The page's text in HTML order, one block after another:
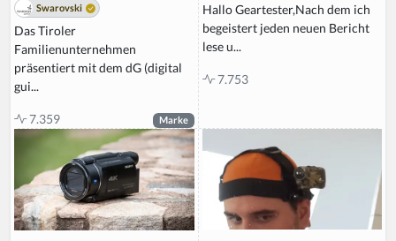
Swarovski
Das Tiroler
Familienunternehmen
präsentiert mit dem dG (digital
gui...
7.359 Marke
Hallo Geartester,Nach dem ich
begeistert jeden neuen Bericht
lese u...
7.753